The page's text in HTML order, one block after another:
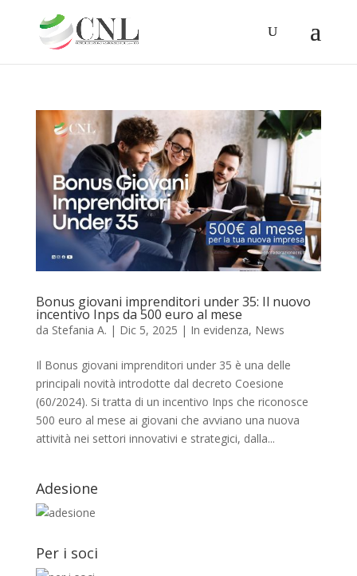
Bonus giovani imprenditori under 35: Il nuovo
incentivo Inps da 500 euro al mese
da Stefania A. | Dic 5, 2025 | In evidenza, News
Il Bonus giovani imprenditori under 35 è una delle
principali novità introdotte dal decreto Coesione
(60/2024). Si tratta di un incentivo Inps che riconosce
500 euro al mese ai giovani che avviano una nuova
attività nei settori innovativi e strategici, dalla...
Adesione
Per i soci